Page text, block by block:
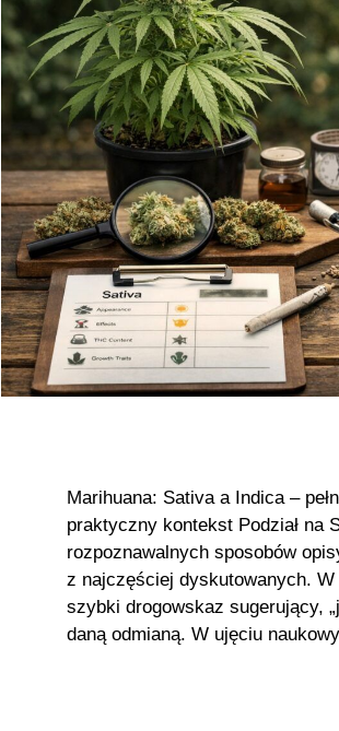
Marihuana: Sativa a Indica –
praktyczny kontekst Podział na
rozpoznawalnych sposobów
z najczęściej dyskutowanych.
szybki drogowskaz sugerujący,
daną odmianą. W ujęciu